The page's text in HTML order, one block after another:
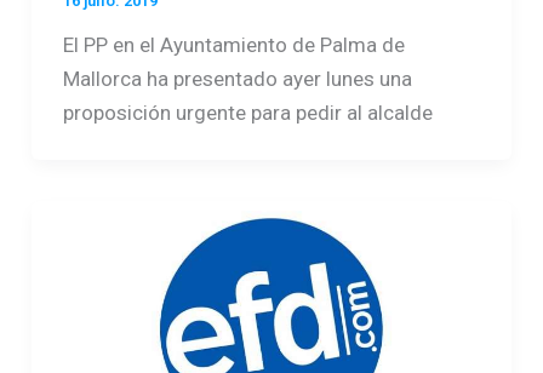
El PP en el Ayuntamiento de Palma de
Mallorca ha presentado ayer lunes una
proposición urgente para pedir al alcalde